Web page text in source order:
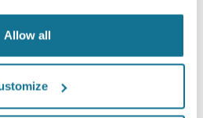
Allow all